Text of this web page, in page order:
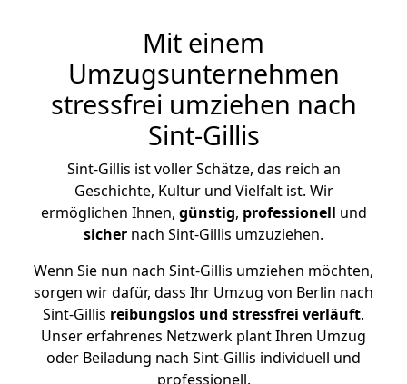
Mit einem
Umzugsunternehmen
stressfrei umziehen nach
Sint-Gillis
Sint-Gillis ist voller Schätze, das reich an
Geschichte, Kultur und Vielfalt ist. Wir
ermöglichen Ihnen, günstig, professionell und
sicher nach Sint-Gillis umzuziehen.
Wenn Sie nun nach Sint-Gillis umziehen möchten,
sorgen wir dafür, dass Ihr Umzug von Berlin nach
Sint-Gillis reibungslos und stressfrei verläuft.
Unser erfahrenes Netzwerk plant Ihren Umzug
oder Beiladung nach Sint-Gillis individuell und
professionell.